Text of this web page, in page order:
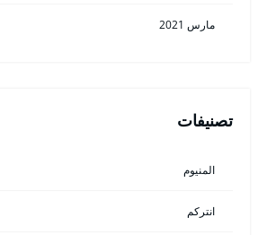
مارس 2021
تصنيفات
المنيوم
انتركم